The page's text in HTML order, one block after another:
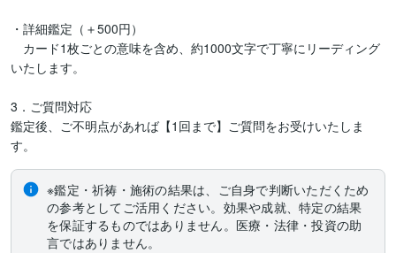
・詳細鑑定（＋500円）
カード1枚ごとの意味を含め、約1000文字で丁寧にリーディング
いたします。
3．ご質問対応
鑑定後、ご不明点があれば【1回まで】ご質問をお受けいたしま
す。
※鑑定・祈祷・施術の結果は、ご自身で判断いただくため
の参考としてご活用ください。効果や成就、特定の結果
を保証するものではありません。医療・法律・投資の助
言ではありません。